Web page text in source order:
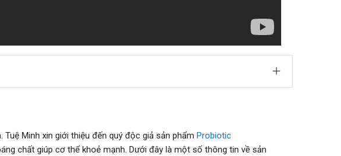
Minh xin giới thiệu đến quý độc giả sản phẩm Probiotic
chất giúp cơ thể khoẻ mạnh. Dưới đây là một số thông tin về sản